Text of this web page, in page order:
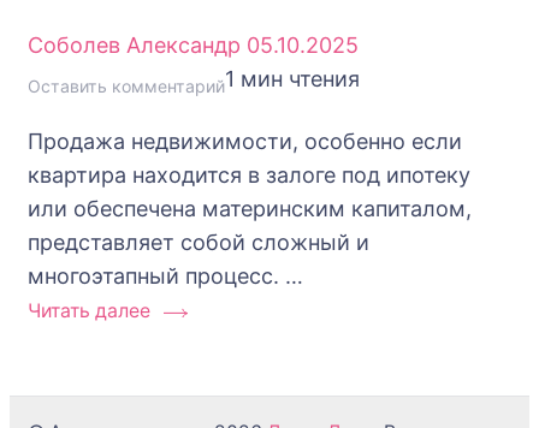
Соболев Александр 05.10.2025
Оставить комментарийк
квартиры
с
ипотекой
и
материнским
нюансы
1 мин чтения
Продажа недвижимости, особенно если
квартира находится в залоге под ипотеку
или обеспечена материнским капиталом,
представляет собой сложный и
многоэтапный процесс. …
Читать далее